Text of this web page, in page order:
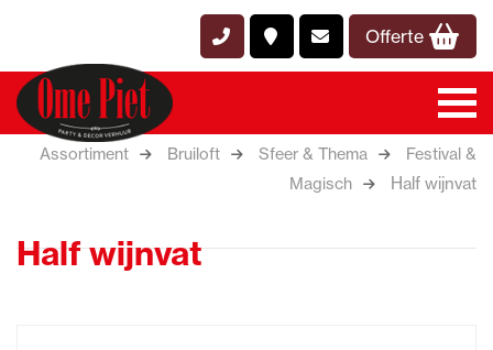
Offerte
Assortiment Bruiloft Sfeer & Thema
Festival &
Magisch
Half wijnvat
Half wijnvat